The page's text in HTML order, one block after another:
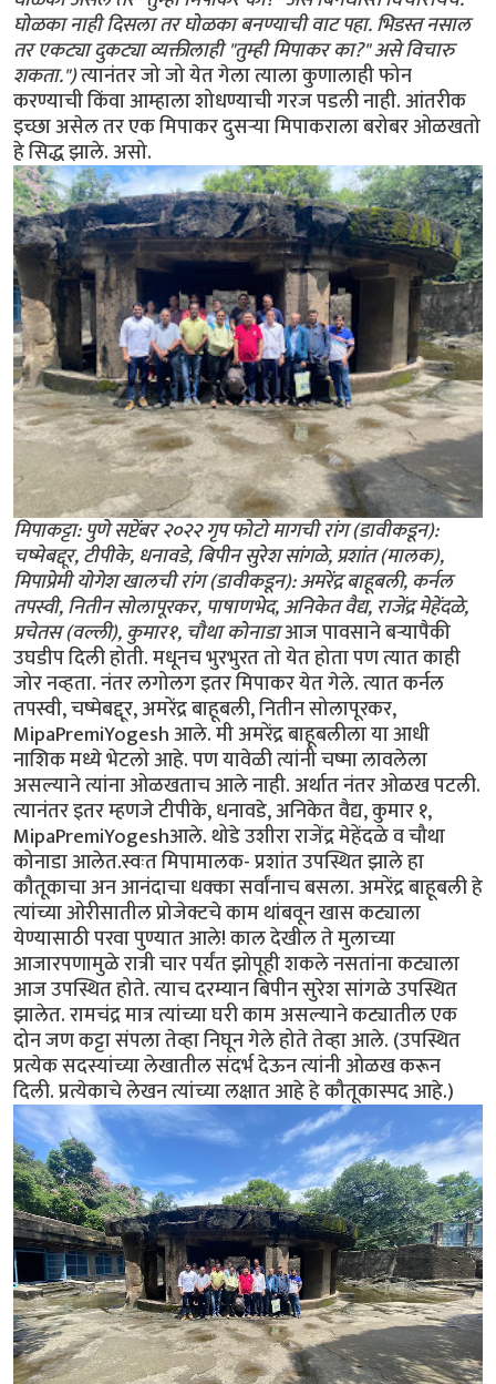
घोळका नाही दिसला तर घोळका बनण्याची वाट पहा. भिडस्त नसाल
तर एकट्या दुकट्या व्यक्तीलाही "तुम्ही मिपाकर का?" असे विचारु
शकता.")त्यानंतर जो जो येत गेला त्याला कुणालाही फोन
करण्याची किंवा आम्हाला शोधण्याची गरज पडली नाही. आंतरीक
इच्छा असेल तर एक मिपाकर दुसर्‍या मिपाकराला बरोबर ओळखतो
हे सिद्ध झाले. असो.
मिपाकट्टा: पुणे सप्टेंबर २०२२ गृप फोटो मागची रांग (डावीकडून):
चष्मेबद्दूर, टीपीके, धनावडे, बिपीन सुरेश सांगळे, प्रशांत (मालक),
मिपाप्रेमी योगेश खालची रांग (डावीकडून): अमरेंद्र बाहूबली, कर्नल
तपस्वी, नितीन सोलापूरकर, पाषाणभेद, अनिकेत वैद्य, राजेंद्र मेहेंदळे,
प्रचेतस (वल्ली), कुमार१, चौथा कोनाडाआज पावसाने बर्‍यापैकी
उघडीप दिली होती. मधूनच भुरभुरत तो येत होता पण त्यात काही
जोर नव्हता. नंतर लगोलग इतर मिपाकर येत गेले. त्यात कर्नल
तपस्वी, चष्मेबद्दूर, अमरेंद्र बाहूबली, नितीन सोलापूरकर,
MipaPremiYogesh आले. मी अमरेंद्र बाहूबलीला या आधी
नाशिक मध्ये भेटलो आहे. पण यावेळी त्यांनी चष्मा लावलेला
असल्याने त्यांना ओळखताच आले नाही. अर्थात नंतर ओळख पटली.
त्यानंतर इतर म्हणजे टीपीके, धनावडे, अनिकेत वैद्य, कुमार १,
MipaPremiYogeshआले. थोडे उशीरा राजेंद्र मेहेंदळे व चौथा
कोनाडा आलेत.स्वःत मिपामालक- प्रशांत उपस्थित झाले हा
कौतूकाचा अन आनंदाचा धक्का सर्वांनाच बसला. अमरेंद्र बाहूबली हे
त्यांच्या ओरीसातील प्रोजेक्टचे काम थांबवून खास कट्याला
येण्यासाठी परवा पुण्यात आले! काल देखील ते मुलाच्या
आजारपणामुळे रात्री चार पर्यंत झोपूही शकले नसतांना कट्याला
आज उपस्थित होते. त्याच दरम्यान बिपीन सुरेश सांगळे उपस्थित
झालेत. रामचंद्र मात्र त्यांच्या घरी काम असल्याने कट्यातील एक
दोन जण कट्टा संपला तेव्हा निघून गेले होते तेव्हा आले. (उपस्थित
प्रत्येक सदस्यांच्या लेखातील संदर्भ देऊन त्यांनी ओळख करून
दिली. प्रत्येकाचे लेखन त्यांच्या लक्षात आहे हे कौतूकास्पद आहे.)